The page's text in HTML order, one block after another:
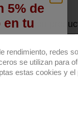
de fundición de
grava o áreas
rendimiento, redes
se utilizan para
estas cookies y el
5% de
en tu
descuento.